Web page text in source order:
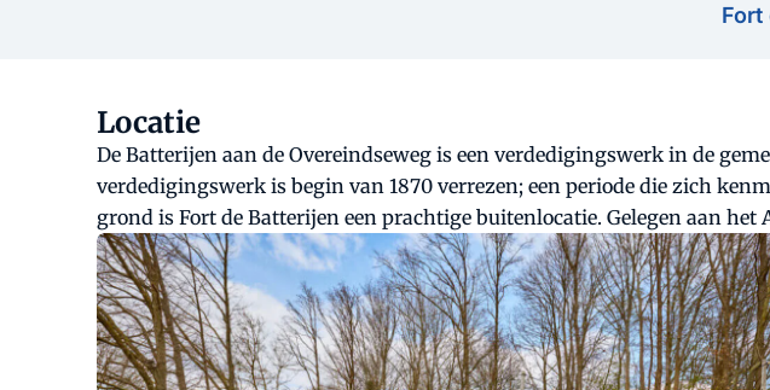
Fort
Locatie
De Batterijen aan de Overeindseweg is een verdedigingswerk in de
verdedigingswerk is begin van 1870 verrezen; een periode die zich
grond is Fort de Batterijen een prachtige buitenlocatie. Gelegen aan